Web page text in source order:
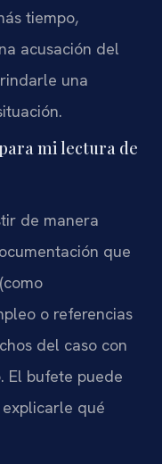
tiempo,
acusación del
una
mi lectura de
de manera
que
o referencias
del caso con
El bufete puede
qué